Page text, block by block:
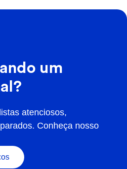
um
atenciosos,
Conheça nosso